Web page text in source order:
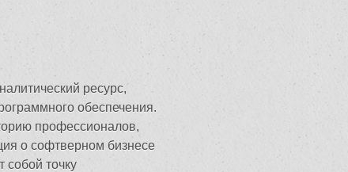
ресурс,
обеспечения.
профессионалов,
о софтверном бизнесе
собой точку